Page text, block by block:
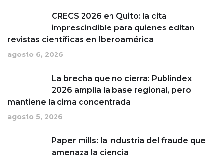
CRECS 2026 en Quito: la cita
imprescindible para quienes editan
revistas científicas en Iberoamérica
agosto 6, 2026
La brecha que no cierra: Publindex
2026 amplía la base regional, pero
mantiene la cima concentrada
agosto 5, 2026
Paper mills: la industria del fraude que
amenaza la ciencia